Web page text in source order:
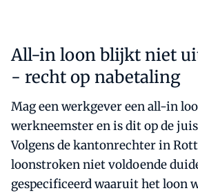
All-in loon blijkt niet
- recht op nabetaling
Mag een werkgever een all-in
werkneemster en is dit op de
Volgens de kantonrechter in
loonstroken niet voldoende
gespecificeerd waaruit het loon